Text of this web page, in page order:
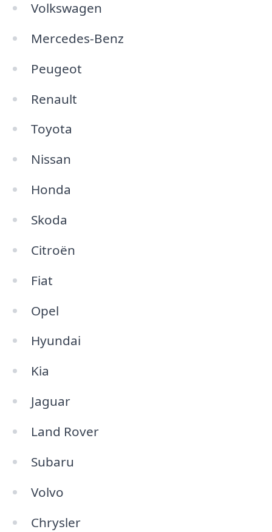
Volkswagen
Mercedes-Benz
Peugeot
Renault
Toyota
Nissan
Honda
Skoda
Citroën
Fiat
Opel
Hyundai
Kia
Jaguar
Land Rover
Subaru
Volvo
Chrysler